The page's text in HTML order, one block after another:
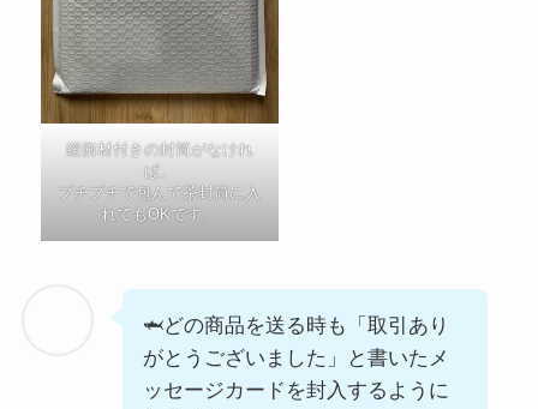
緩衝材付きの封筒がなけれ
ば、
プチプチで包んで茶封筒に入
れてもOKです。
🦈どの商品を送る時も「取引あり
がとうございました」と書いたメ
ッセージカードを封入するように